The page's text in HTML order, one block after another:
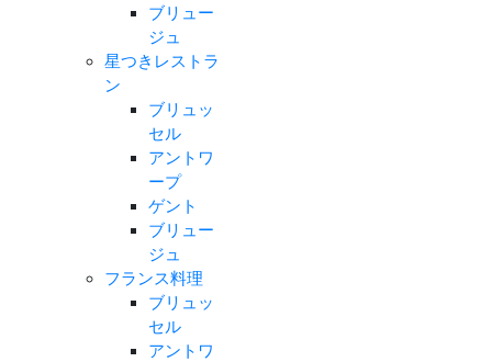
ブリュー
ジュ
星つきレストラ
ン
ブリュッ
セル
アントワ
ープ
ゲント
ブリュー
ジュ
フランス料理
ブリュッ
セル
アントワ